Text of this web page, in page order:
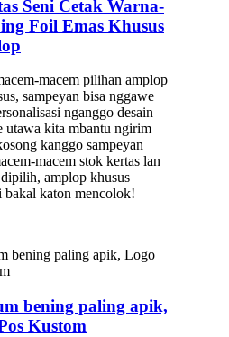
Seni Cetak Warna-
Foil Emas Khusus
macem pilihan amplop
sampeyan bisa nggawe
nganggo desain
utawa kita mbantu ngirim
kanggo sampeyan
macem stok kertas lan
amplop khusus
bakal katon mencolok!
bening paling apik,
Kustom